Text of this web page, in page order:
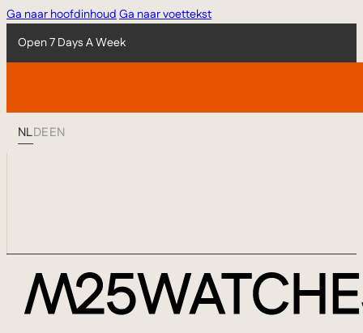
Ga naar hoofdinhoudGa naar voettekst
Open 7 Days A Week
NLDEEN